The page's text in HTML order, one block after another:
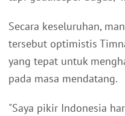
Secara keseluruhan,
tersebut optimistis
yang tepat untuk
pada masa mendatang.
"Saya pikir Indonesia